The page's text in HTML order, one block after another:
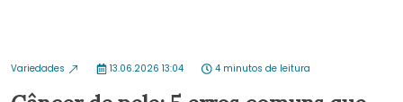
Variedades 13.06.2026 13:04 4 minutos de leitura